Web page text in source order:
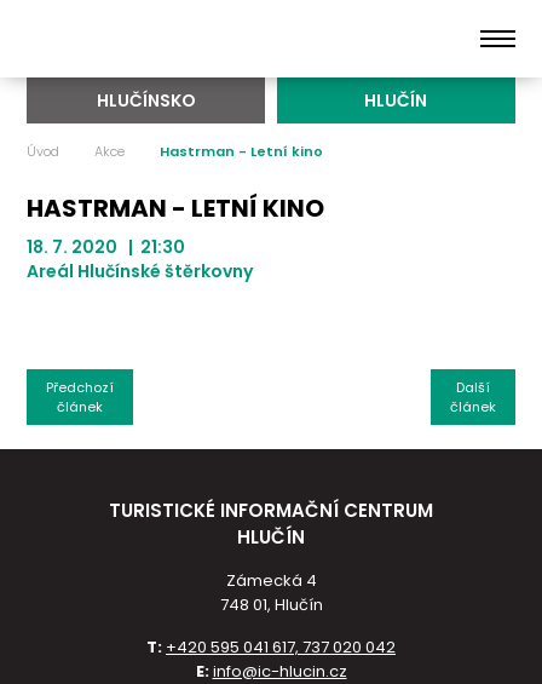
HLUČÍNSKO HLUČÍN
Úvod Akce Hastrman - Letní kino
HASTRMAN - LETNÍ KINO
18. 7. 2020 | 21:30
Areál Hlučínské štěrkovny
Další
článek
Předchozí
článek
TURISTICKÉ INFORMAČNÍ CENTRUM
HLUČÍN
Zámecká 4
748 01, Hlučín
T: +420 595 041 617, 737 020 042
E:info@ic-hlucin.cz